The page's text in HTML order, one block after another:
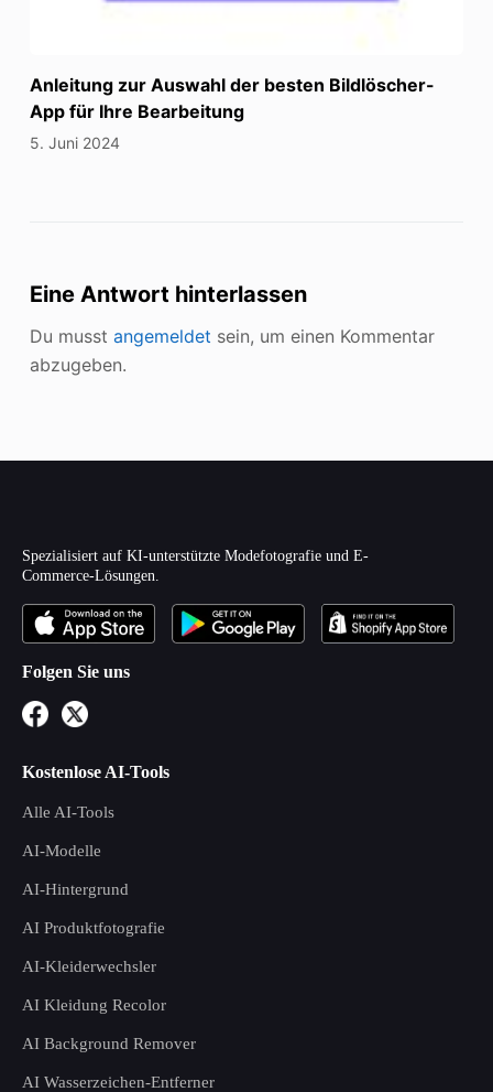
Anleitung zur Auswahl der besten Bildlöscher-
App für Ihre Bearbeitung
5. Juni 2024
Eine Antwort hinterlassen
Du musst angemeldet sein, um einen Kommentar
abzugeben.
Spezialisiert auf KI-unterstützte Modefotografie und E-
Commerce-Lösungen.
Folgen Sie uns
Kostenlose AI-Tools
Alle AI-Tools
AI-Modelle
AI-Hintergrund
AI Produktfotografie
AI-Kleiderwechsler
AI Kleidung Recolor
AI Background Remover
AI Wasserzeichen-Entferner